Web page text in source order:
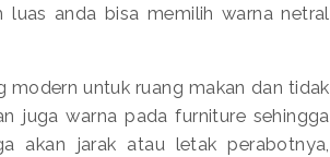
anda bisa memilih warna netral
modern untuk ruang makan dan tidak
juga warna pada furniture sehingga
akan jarak atau letak perabotnya,